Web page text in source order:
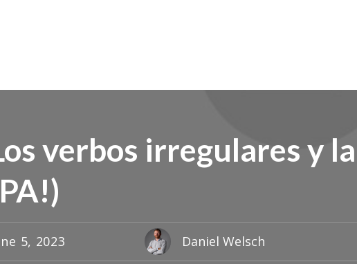
verbos irregulares y
5, 2023 Daniel Welsch